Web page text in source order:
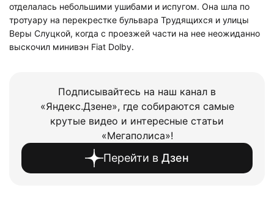
отделалась небольшими ушибами и испугом. Она шла по
тротуару на перекрестке бульвара Трудящихся и улицы
Веры Слуцкой, когда с проезжей части на нее неожиданно
выскочил минивэн Fiat Dolby.
Подписывайтесь на наш канал в
«Яндекс.Дзене», где собираются самые
крутые видео и интересные статьи
«Мегаполиса»!
Перейти в Дзен